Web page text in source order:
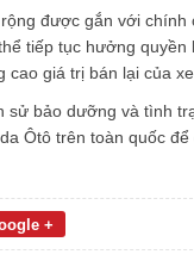
được gắn với
tiếp tục hưởng
cao giá trị bán lại của
sử bảo dưỡng và tình
Ôtô trên toàn quốc
+